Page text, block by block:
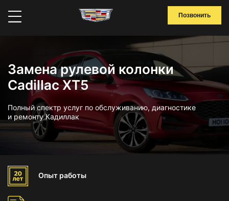
Позвонить
Замена рулевой колонки
Cadillac XT5
Полный спектр услуг по обслуживанию, диагностике
и ремонту Кадиллак
Опыт работы